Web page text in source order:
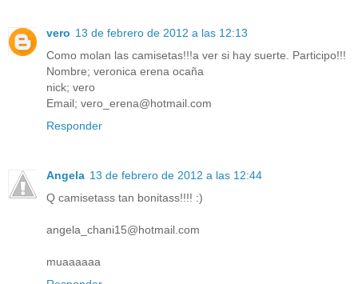
vero 13 de febrero de 2012 a las 12:13
Como molan las camisetas!!!a ver si hay suerte. Participo!!!
Nombre; veronica erena ocaña
nick; vero
Email; vero_erena@hotmail.com
Responder
Angela 13 de febrero de 2012 a las 12:44
Q camisetass tan bonitass!!!! :)
angela_chani15@hotmail.com
muaaaaaa